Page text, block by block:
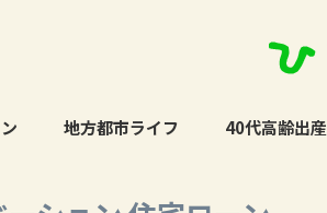
地方都市ライフ 40代高齢出産